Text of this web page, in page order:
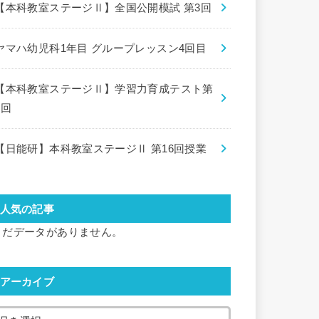
【本科教室ステージⅡ】全国公開模試 第3回
マハ幼児科1年目 グループレッスン4回目
【本科教室ステージⅡ】学習力育成テスト第
【日能研】本科教室ステージⅡ 第16回授業
人気の記事
だデータがありません。
アーカイブ